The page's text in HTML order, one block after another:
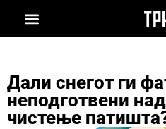
Дали снегот ги
неподготвени
чистење